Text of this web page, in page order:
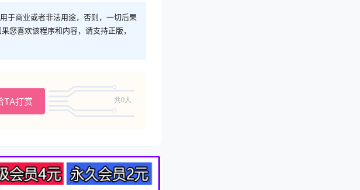
于商业或者非法用途，否则，一切后果
您喜欢该程序和内容，请支持正版，
TA打赏 共0人